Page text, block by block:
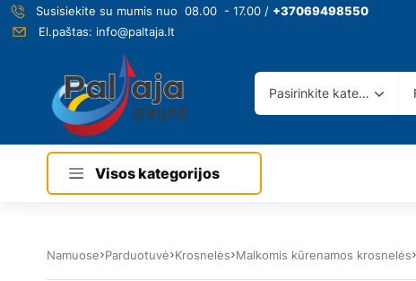
Susisiekite su mumis nuo 08.00 - 17.00 / +37069498550
El.paštas: info@paltaja.lt
Pasirinkite kategoriją
Visos kategorijos
Namuose Parduotuvė Krosnelės Malkomis kūrenamos krosnelės